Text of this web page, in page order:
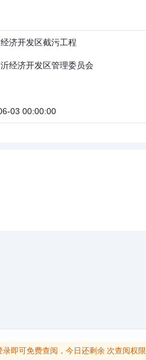
济开发区截污工程
经济开发区管理委员会
03 00:00:00
录即可免费查阅，今日还剩余 次查阅权限